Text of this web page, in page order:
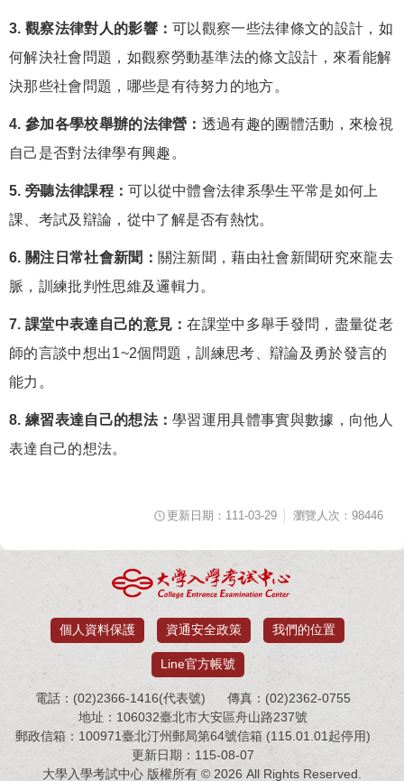
3. 觀察法律對人的影響：可以觀察一些法律條文的設計，如
何解決社會問題，如觀察勞動基準法的條文設計，來看能解
決那些社會問題，哪些是有待努力的地方。
4. 參加各學校舉辦的法律營： 透過有趣的團體活動，來檢視
自己是否對法律學有興趣。
5. 旁聽法律課程：可以從中體會法律系學生平常是如何上
課、考試及辯論，從中了解是否有熱忱。
6. 關注日常社會新聞： 關注新聞，藉由社會新聞研究來龍去
脈，訓練批判性思維及邏輯力。
7. 課堂中表達自己的意見：在課堂中多舉手發問，盡量從老
師的言談中想出1~2個問題，訓練思考、辯論及勇於發言的
能力。
8. 練習表達自己的想法：學習運用具體事實與數據，向他人
表達自己的想法。
更新日期：111-03-29 瀏覽人次：98446
個人資料保護 資通安全政策 我們的位置
Line官方帳號
電話：(02)2366-1416(代表號)
傳真：(02)2362-0755
地址：106032臺北市大安區舟山路237號
郵政信箱：100971臺北汀州郵局第64號信箱 (115.01.01起停用)
更新日期：115-08-07
大學入學考試中心 版權所有 © 2026 All Rights Reserved.